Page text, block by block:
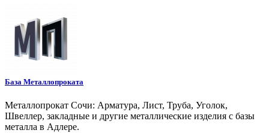
База Металлопроката
Металлопрокат Сочи: Арматура, Лист, Труба, Уголок,
Швеллер, закладные и другие металлические изделия с базы
металла в Адлере.